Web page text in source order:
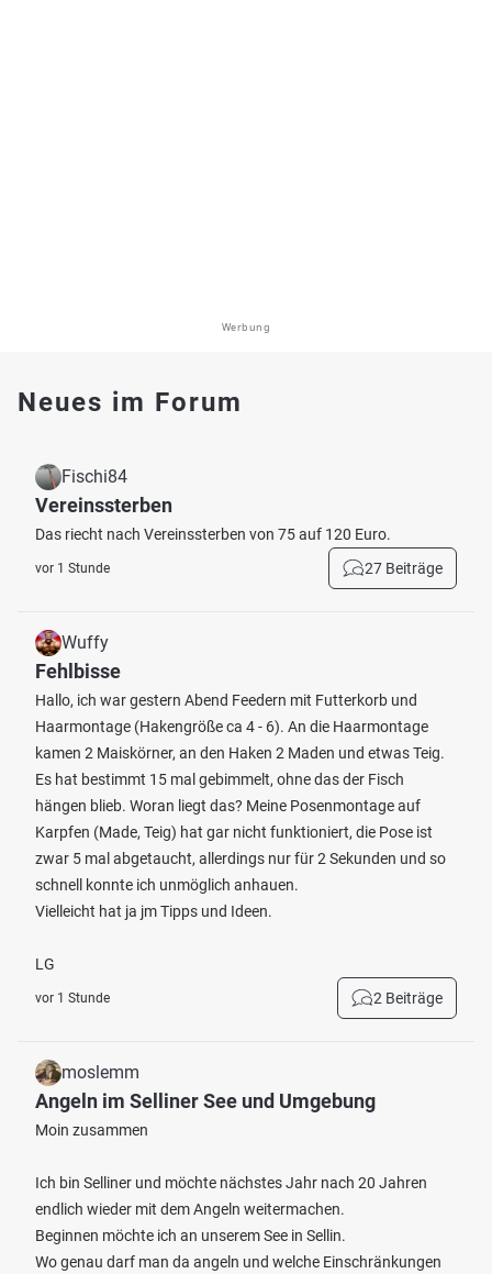
Werbung
Neues im Forum
Fischi84
Vereinssterben
Das riecht nach Vereinssterben von 75 auf 120 Euro.
vor 1 Stunde 27 Beiträge
Wuffy
Fehlbisse
Hallo, ich war gestern Abend Feedern mit Futterkorb und
Haarmontage (Hakengröße ca 4 - 6). An die Haarmontage
kamen 2 Maiskörner, an den Haken 2 Maden und etwas Teig.
Es hat bestimmt 15 mal gebimmelt, ohne das der Fisch
hängen blieb. Woran liegt das? Meine Posenmontage auf
Karpfen (Made, Teig) hat gar nicht funktioniert, die Pose ist
zwar 5 mal abgetaucht, allerdings nur für 2 Sekunden und so
schnell konnte ich unmöglich anhauen.
Vielleicht hat ja jm Tipps und Ideen.
LG
vor 1 Stunde 2 Beiträge
moslemm
Angeln im Selliner See und Umgebung
Moin zusammen
Ich bin Selliner und möchte nächstes Jahr nach 20 Jahren
endlich wieder mit dem Angeln weitermachen.
Beginnen möchte ich an unserem See in Sellin.
Wo genau darf man da angeln und welche Einschränkungen